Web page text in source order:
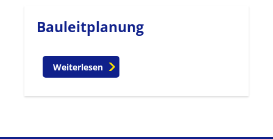
Bauleitplanung
Weiterlesen